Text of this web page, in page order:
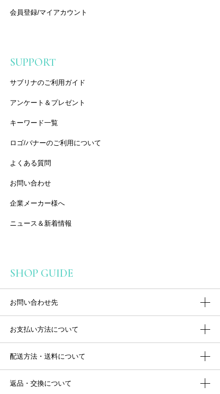
会員登録/マイアカウント
SUPPORT
サブリナのご利用ガイド
アンケート＆プレゼント
キーワード一覧
ロゴ/バナーのご利用について
よくある質問
お問い合わせ
企業メーカー様へ
ニュース＆新着情報
SHOP GUIDE
お問い合わせ先
お支払い方法について
配送方法・送料について
返品・交換について